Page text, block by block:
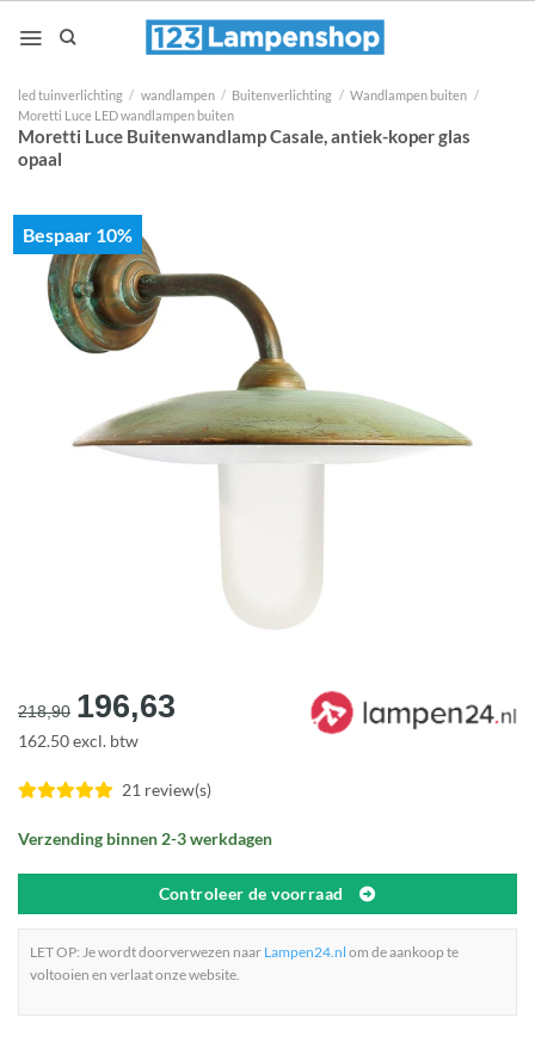
naar
led tuinverlichting / wandlampen / Buitenverlichting / Wandlampen buiten /
Moretti Luce LED wandlampen buiten
Moretti Luce Buitenwandlamp Casale, antiek-koper glas
opaal
Bespaar 10%
218,90 Oorspronkelijke
prijs
€218,90.
196,63
€196,63.
162.50 excl. btw
21 review(s)
Verzending binnen 2-3 werkdagen
Controleer de voorraad
LET OP: Je wordt doorverwezen naar Lampen24.nl om de aankoop te
voltooien en verlaat onze website.